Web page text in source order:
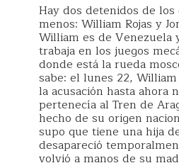
Hay dos detenidos de los
menos: William Rojas y
William es de Venezuela
trabaja en los juegos
donde está la rueda
sabe: el lunes 22,
la acusación hasta ahora
pertenecía al Tren de
hecho de su origen
supo que tiene una hija
desapareció
volvió a manos de su